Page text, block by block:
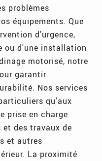
problèmes
équipements. Que
d'urgence,
ou d'une installation
motorisé, notre
garantir
Nos services
qu'aux
prise en charge
des travaux de
et autres
La proximité